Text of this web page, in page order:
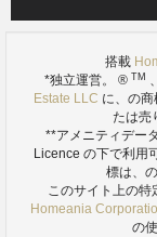
搭載
*独立運営。 ® TM
Estate LLC に、の
たは売
**アメニティデー
Licence の下で利用
標は、
このサイト上の特
Homeania
の